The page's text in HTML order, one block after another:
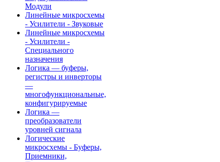
Модули
Линейные микросхемы
- Усилители - Звуковые
Линейные микросхемы
- Усилители -
Специального
назначения
Логика — буферы,
регистры и инверторы
—
многофункциональные,
конфигурируемые
Логика —
преобразователи
уровней сигнала
Логические
микросхемы - Буферы,
Приемники,